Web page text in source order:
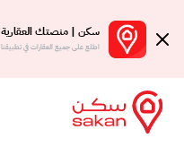
سكن | منصتك العقارية
اطلع على جميع العقارات في تطبيقنا